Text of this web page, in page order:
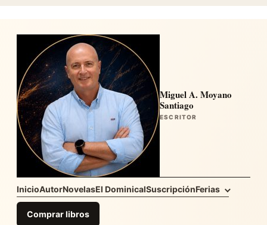
Miguel A. Moyano
Santiago
ESCRITOR
InicioAutorNovelasEl DominicalSuscripciónFerias
Comprar libros